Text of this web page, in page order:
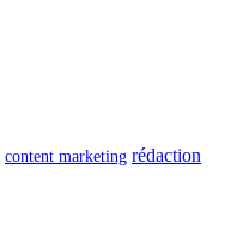
content marketing rédaction